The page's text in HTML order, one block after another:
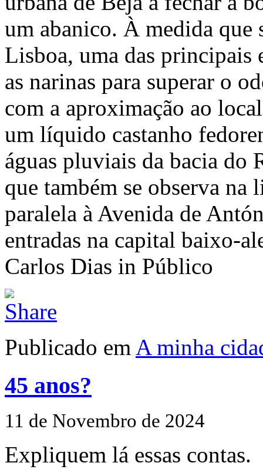
um abanico. À medida que
Lisboa, uma das principais
as narinas para superar o
com a aproximação ao
um líquido castanho
águas pluviais da bacia do
que também se observa
paralela à Avenida de
entradas na capital baixo-
Carlos Dias in Público
Publicado em A minha
45 anos?
11 de Novembro de 2024
Expliquem lá essas contas.